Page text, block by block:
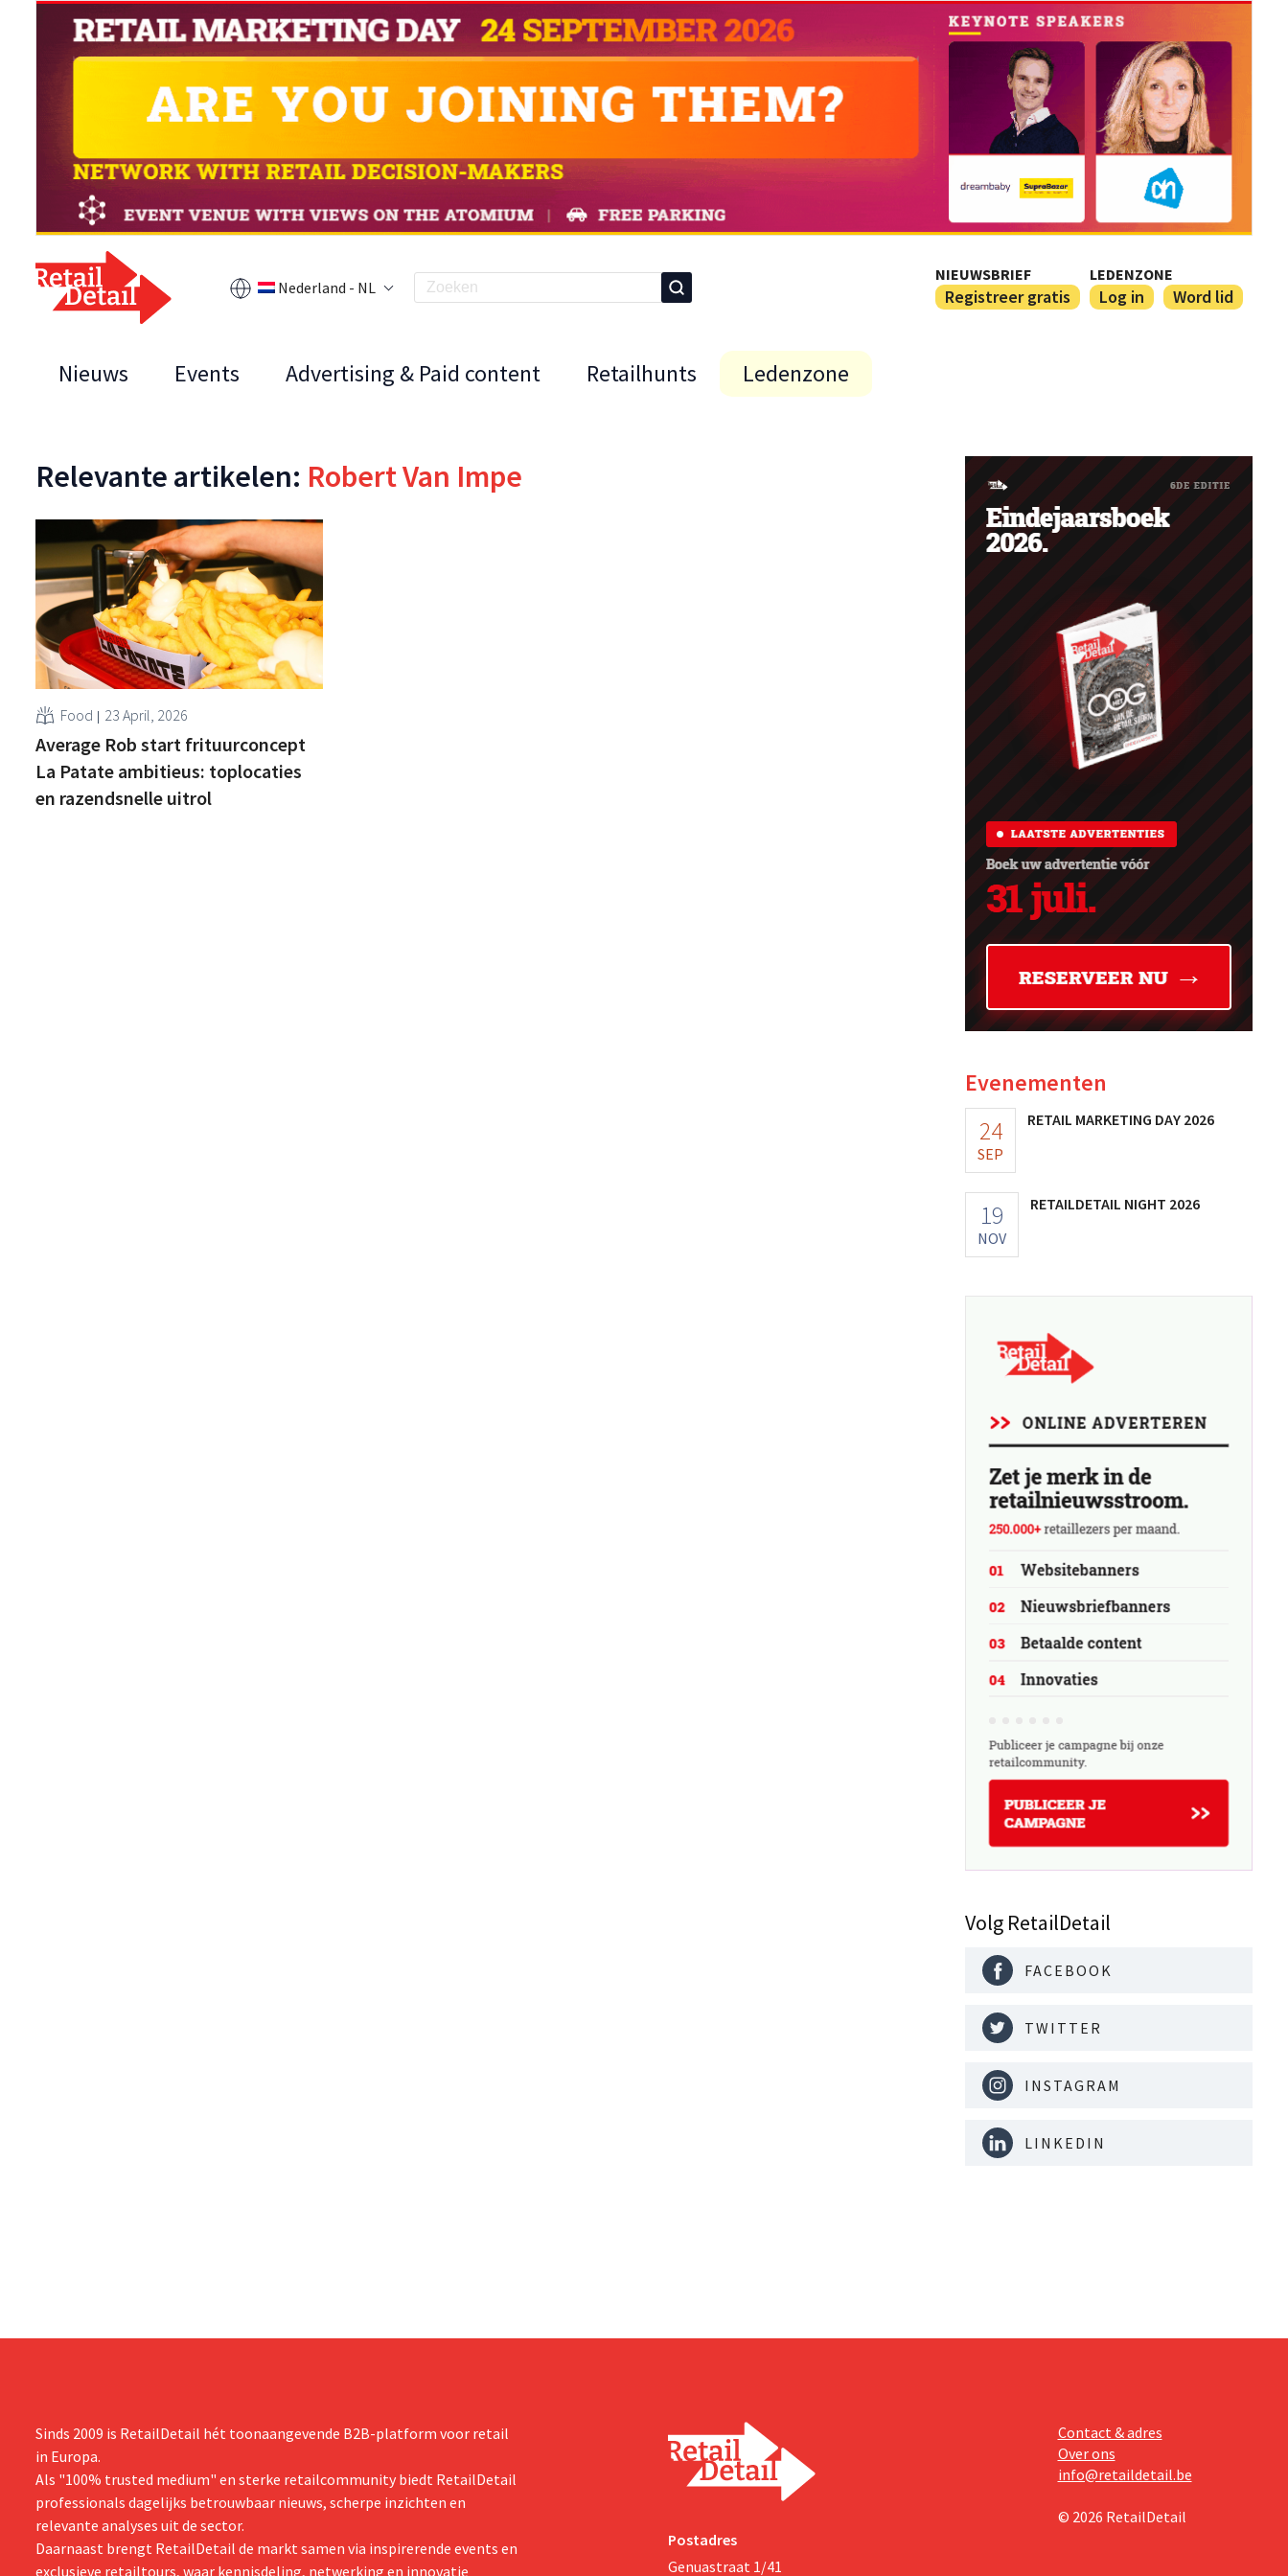
Nederland - NL
NIEUWSBRIEF
Registreer gratis
LEDENZONE
Log in Word lid
Nieuws Events Advertising & Paid content Retailhunts Ledenzone
Relevante artikelen: Robert Van Impe
Food 23 April, 2026
Average Rob start frituurconcept
La Patate ambitieus: toplocaties
en razendsnelle uitrol
Evenementen
24
SEP
RETAIL MARKETING DAY 2026
19
NOV
RETAILDETAIL NIGHT 2026
Volg RetailDetail
FACEBOOK
TWITTER
INSTAGRAM
LINKEDIN
Sinds 2009 is RetailDetail hét toonaangevende B2B-platform voor retail
in Europa.
Als "100% trusted medium" en sterke retailcommunity biedt RetailDetail
professionals dagelijks betrouwbaar nieuws, scherpe inzichten en
relevante analyses uit de sector.
Daarnaast brengt RetailDetail de markt samen via inspirerende events en
exclusieve retailtours, waar kennisdeling, netwerking en innovatie
Postadres
Genuastraat 1/41
Contact & adres
Over ons
info@retaildetail.be
© 2026 RetailDetail